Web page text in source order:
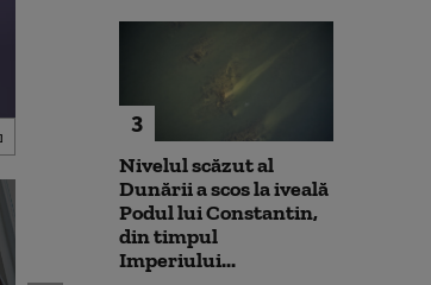
3
Nivelul scăzut al
Dunării a scos la iveală
Podul lui Constantin,
din timpul
Imperiului...